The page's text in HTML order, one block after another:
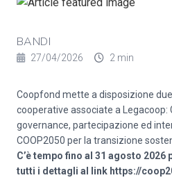
BANDI
27/04/2026 2 min
Coopfond mette a disposizione
cooperative associate a Legacoop:
governance, partecipazione ed
COOP2050 per la transizione
C’è tempo fino al 31 agosto 2026
tutti i dettagli al link https://